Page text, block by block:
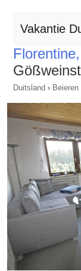
Vakantie
Duitsland › Beieren